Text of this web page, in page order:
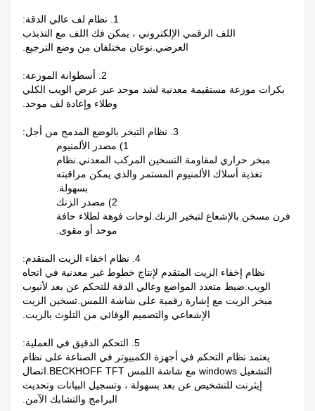
1. نظام لف عالي الدقة:
اللف الرقمي الإلكتروني ، يمكن فك اللف مع التذبذب
العرضي.نوعان مختلفان من وضع الترجيع.
2. أسطوانة الموزعة:
بكرات موزعة مستقيمة معدنية لشد موحد عبر عرض الويب الكلي
وطلاء وإعادة لف موحد.
3. نظام التبخر بالوضع المدمج من أجل:
1) مصدر الألمنيوم
مبخر حراري لمقاومة التسخين المركب المعدني.نظام
تغذية أسلاك الألمنيوم المستمر والذي يمكن مراقبته
بسهولة.
2) مصدر الزنك
فرن مسخن بالإشعاع لتبخير الزنك.لوحات فوهة لطلاء حافة
موحد أو مقوى.
4. نظام اخفاء الزيت المتقدم:
نظام إخفاء الزيت المتقدم لإنتاج خطوط غير معدنية في اتجاه
الويب.ضبط متعدد المواضع وعالي الدقة للتحكم عن بعد لأنبوب
مبخر الزيت مع إشارة رقمية على شاشة اللمس.تسخين الزيت
الإشعاعي والتصميم الوقائي من التلوث بالزيت.
5. التحكم الدقيق في العملية:
يعتمد نظام التحكم في أجهزة الكمبيوتر في الصناعة على نظام
التشغيل windows مع شاشة اللمس BECKHOFF TFT.اتصال
إيثرنت للتشخيص عن بعد بسهولة ، وتسجيل البيانات وتحديث
البرامج والتشابك الآمن.